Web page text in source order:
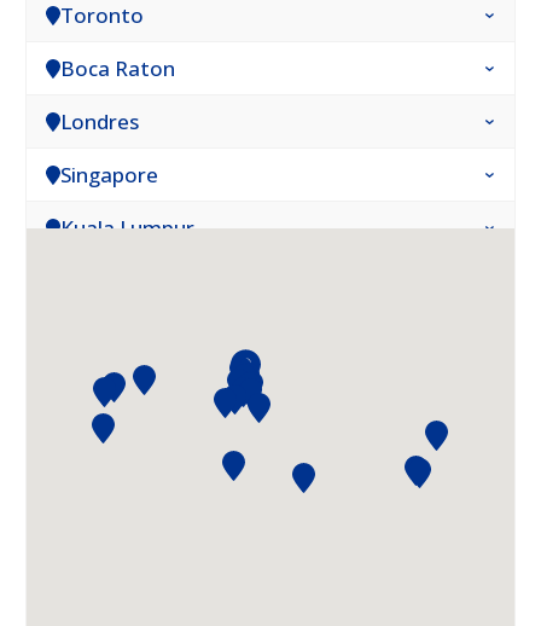
Toronto
Boca Raton
Londres
Singapore
Kuala Lumpur
Abidjan
Paris